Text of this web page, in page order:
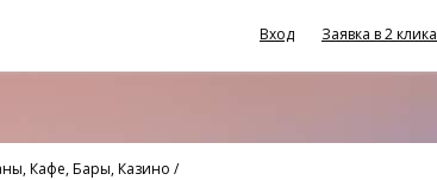
Вход Заявка в 2 клика
Кафе, Бары, Казино /